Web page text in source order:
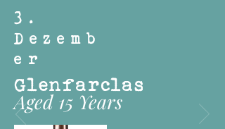
3.
Dezemb
er
Glenfarclas
Aged 15 Years